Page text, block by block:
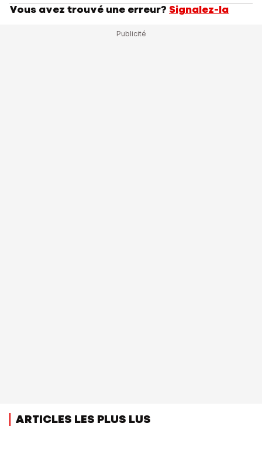
Vous avez trouvé une erreur? Signalez-la
ARTICLES LES PLUS LUS